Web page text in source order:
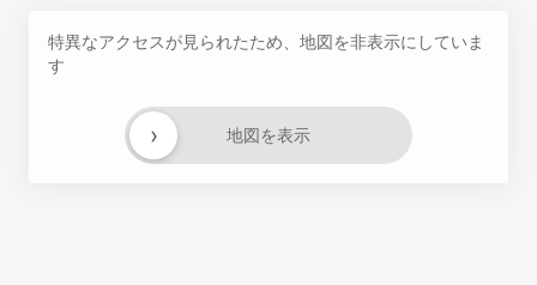
特異なアクセスが見られたため、地図を非表示にしていま
す
地図を表示
›